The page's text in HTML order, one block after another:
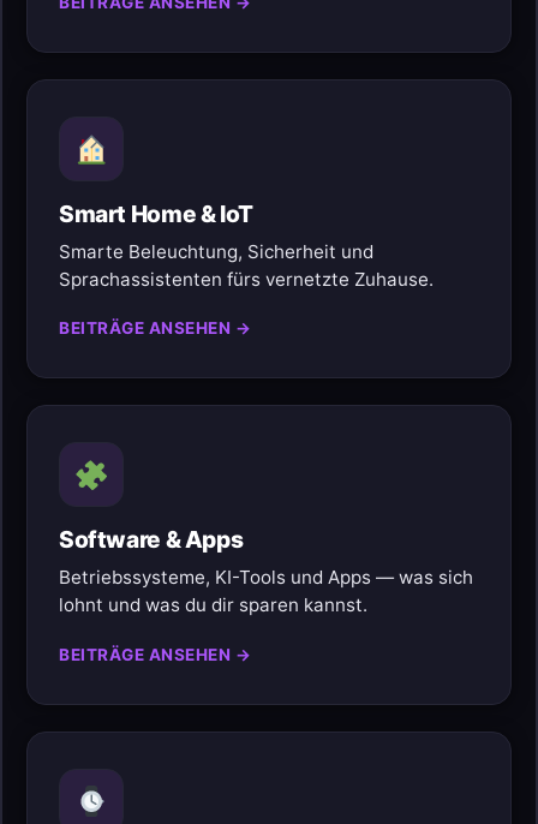
Smart Home & IoT
Smarte Beleuchtung, Sicherheit und
Sprachassistenten fürs vernetzte Zuhause.
BEITRÄGE ANSEHEN →
Software & Apps
Betriebssysteme, KI-Tools und Apps — was sich
lohnt und was du dir sparen kannst.
BEITRÄGE ANSEHEN →